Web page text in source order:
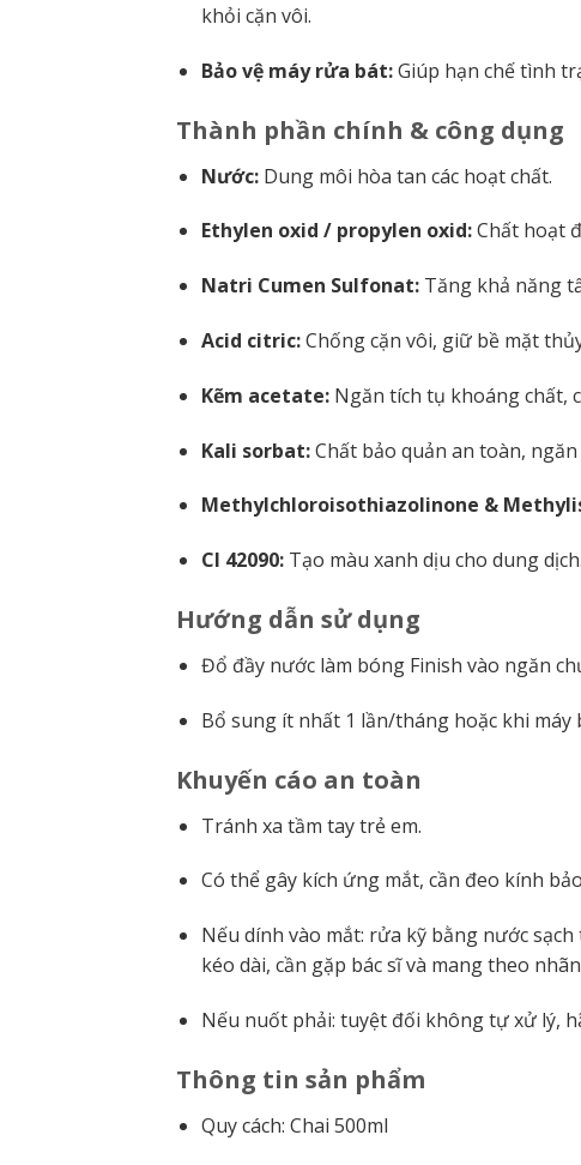
khỏi cặn vôi.
Bảo vệ máy rửa bát:Giúp hạn chế tình
Thành phần chính & công dụng
Nước:Dung môi hòa tan các hoạt chất.
Ethylen oxid / propylen oxid:Chất hoạt
Natri Cumen Sulfonat:Tăng khả năng
Acid citric:Chống cặn vôi, giữ bề mặt
Kẽm acetate:Ngăn tích tụ khoáng chất,
Kali sorbat:Chất bảo quản an toàn,
Methylchloroisothiazolinone &
CI 42090:Tạo màu xanh dịu cho dung dịch.
Hướng dẫn sử dụng
Đổ đầy nước làm bóng Finish vào ngăn
Bổ sung ít nhất 1 lần/tháng hoặc khi máy
Khuyến cáo an toàn
Tránh xa tầm tay trẻ em.
Có thể gây kích ứng mắt, cần đeo kính
Nếu dính vào mắt: rửa kỹ bằng nước
kéo dài, cần gặp bác sĩ và mang theo
Nếu nuốt phải: tuyệt đối không tự xử lý,
Thông tin sản phẩm
Quy cách: Chai 500ml